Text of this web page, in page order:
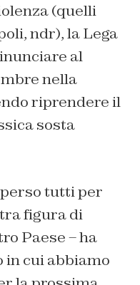
(quelli
ndr), la Lega
al
nella
riprendere il
sosta
tutti per
figura di
Paese – ha
in cui abbiamo